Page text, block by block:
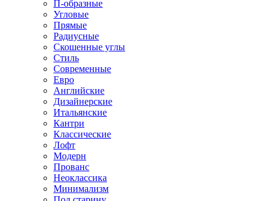
П-образные
Угловые
Прямые
Радиусные
Скошенные углы
Стиль
Современные
Евро
Английские
Дизайнерские
Итальянские
Кантри
Классические
Лофт
Модерн
Прованс
Неоклассика
Минимализм